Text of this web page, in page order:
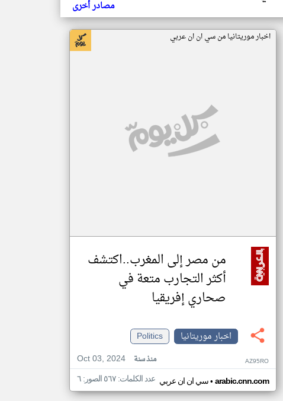
مصادر أخرى
اخبار موريتانيا من سي ان ان عربي
من مصر إلى المغرب..اكتشف
أكثر التجارب متعة في
صحاري إفريقيا
اخبار موريتانيا
Politics
Oct 03, 2024
منذ سنة AZ95RO
سي ان ان عربي• arabic.cnn.com عدد الكلمات: ٥٦٧ الصور: ٦